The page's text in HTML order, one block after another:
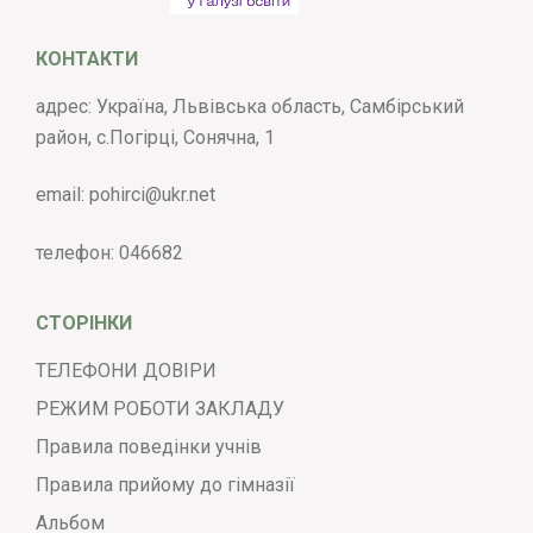
КОНТАКТИ
адрес: Україна, Львівська область, Самбірський
район, с.Погірці, Сонячна, 1
email: pohirci@ukr.net
телефон: 046682
СТОРІНКИ
ТЕЛЕФОНИ ДОВІРИ
РЕЖИМ РОБОТИ ЗАКЛАДУ
Правила поведінки учнів
Правила прийому до гімназії
Альбом